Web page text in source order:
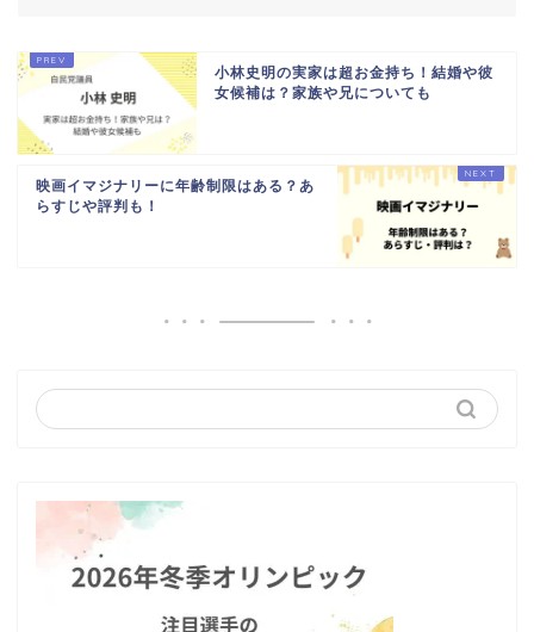
小林史明の実家は超お金持ち！結婚や彼
女候補は？家族や兄についても
映画イマジナリーに年齢制限はある？あ
らすじや評判も！